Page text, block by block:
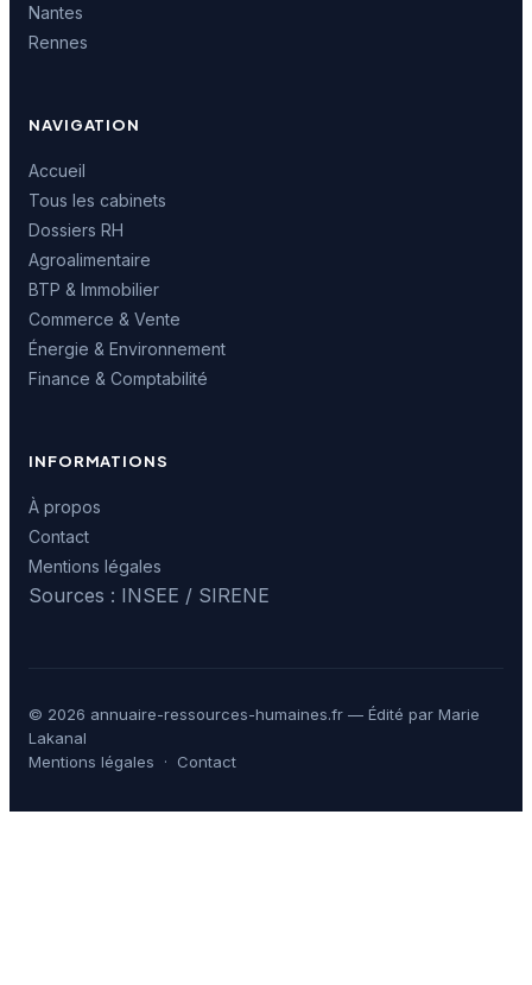
Nantes
Rennes
NAVIGATION
Accueil
Tous les cabinets
Dossiers RH
Agroalimentaire
BTP & Immobilier
Commerce & Vente
Énergie & Environnement
Finance & Comptabilité
INFORMATIONS
À propos
Contact
Mentions légales
Sources : INSEE / SIRENE
© 2026 annuaire-ressources-humaines.fr — Édité par Marie
Lakanal
Mentions légales · Contact